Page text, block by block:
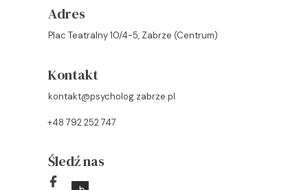
Śledź nas
Adres
Plac Teatralny 10/4-5, Zabrze (Centrum)
Kontakt
+48 792 252 747
kontakt@psycholog.zabrze.pl